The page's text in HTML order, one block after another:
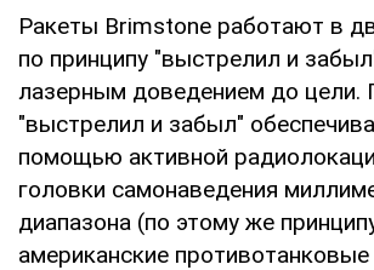
Ракеты Brimstone работают в
по принципу "выстрелил и
лазерным доведением до цели.
"выстрелил и забыл"
помощью активной
головки самонаведения
диапазона (по этому же
американские